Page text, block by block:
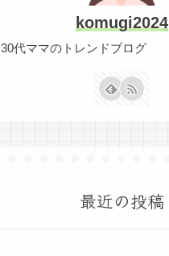
komugi2024
30代ママのトレンドブログ
最近の投稿